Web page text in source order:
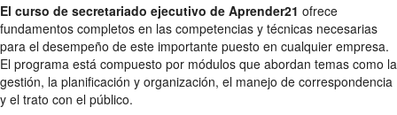
El curso de secretariado ejecutivo de Aprender21 ofrece
fundamentos completos en las competencias y técnicas necesarias
para el desempeño de este importante puesto en cualquier empresa.
El programa está compuesto por módulos que abordan temas como la
gestión, la planificación y organización, el manejo de correspondencia
y el trato con el público.